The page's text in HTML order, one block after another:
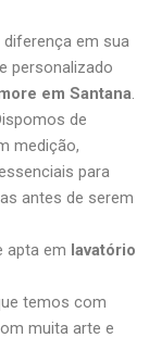
em sua
personalizado
em Santana.
de
medição,
para
antes de serem
apta em lavatório
temos com
muita arte e